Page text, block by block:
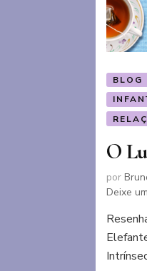
BLOG
O
por
Deixe